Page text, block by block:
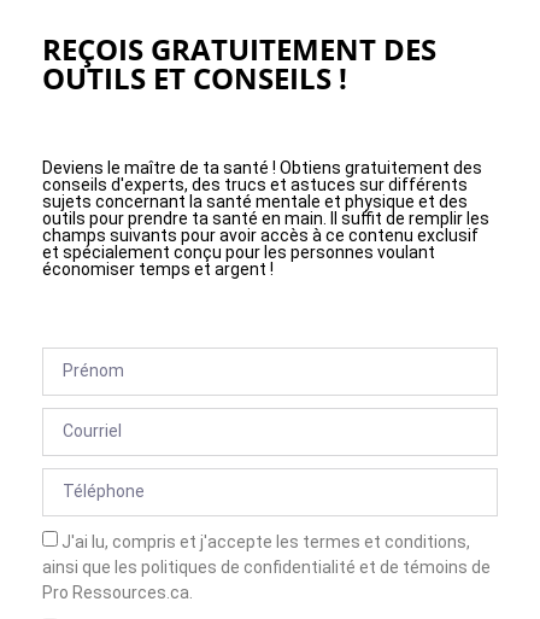
REÇOIS GRATUITEMENT DES
OUTILS ET CONSEILS !
Deviens le maître de ta santé ! Obtiens gratuitement des
conseils d'experts, des trucs et astuces sur différents
sujets concernant la santé mentale et physique et des
outils pour prendre ta santé en main. Il suffit de remplir les
champs suivants pour avoir accès à ce contenu exclusif
et spécialement conçu pour les personnes voulant
économiser temps et argent !
J'ai lu, compris et j'accepte les termes et conditions,
ainsi que les politiques de confidentialité et de témoins de
Pro Ressources.ca.